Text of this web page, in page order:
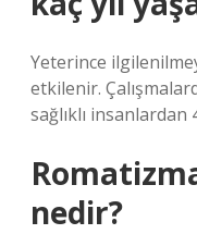
Yeterince
etkilenir.
sağlıklı insanlardan
nedir?